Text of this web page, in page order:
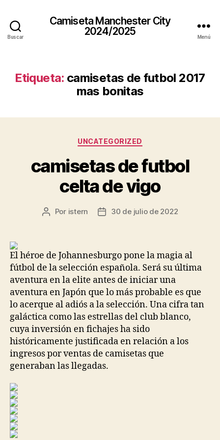
Buscar
Camiseta Manchester City
2024/2025
Menú
Etiqueta: camisetas de futbol 2017
mas bonitas
Categorías
UNCATEGORIZED
camisetas de futbol
celta de vigo
Autor
Por istern
Fecha30 de julio de 2022
El héroe de Johannesburgo pone la magia al
fútbol de la selección española. Será su última
aventura en la elite antes de iniciar una
aventura en Japón que lo más probable es que
lo acerque al adiós a la selección. Una cifra tan
galáctica como las estrellas del club blanco,
cuya inversión en fichajes ha sido
históricamente justificada en relación a los
ingresos por ventas de camisetas que
generaban las llegadas.